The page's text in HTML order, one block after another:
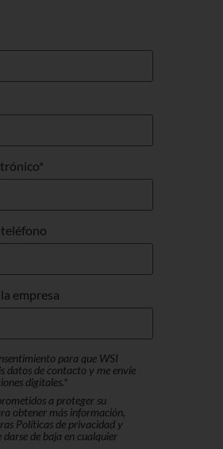
*
empresa
para que WSI
datos de contacto y me envíe
digitales.*
a proteger su
obtener más información,
Políticas de privacidad y
darse de baja en cualquier